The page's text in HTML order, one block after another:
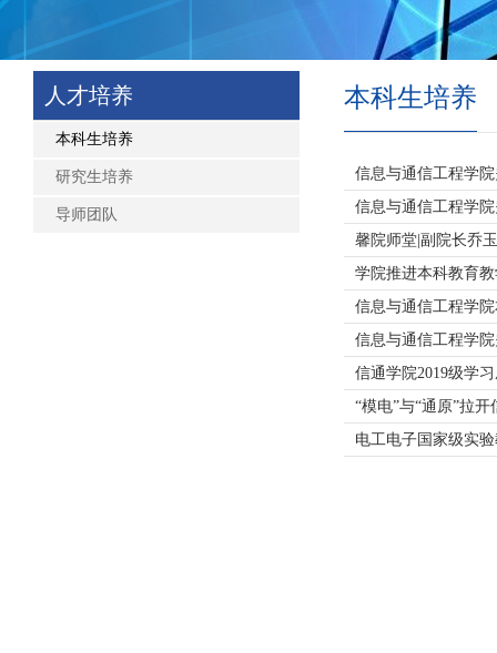
人才培养
本科生培养
研究生培养
导师团队
本科生培养
信息与通信工程学
信息与通信工程学
馨院师堂|副院长乔
学院推进本科教育
信息与通信工程学
信息与通信工程学
信通学院2019级学
“模电”与“通原”拉
电工电子国家级实